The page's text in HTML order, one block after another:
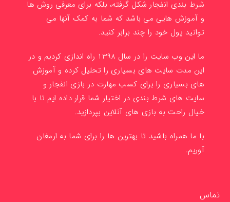
شرط بندی انفجار شکل گرفته، بلکه برای معرفی روش ها
و آموزش هایی می باشد که شما به کمک آنها می
توانید پول خود را چند برابر کنید.
ما این وب سایت را در سال 1398 راه اندازی کردیم و در
این مدت سایت های بسیاری را تحلیل کرده و آموزش
های بسیاری را برای کسب مهارت در بازی انفجار و
سایت های شرط بندی در اختیار شما قرار داده ایم تا با
خیال راحت به بازی های آنلاین بپردازید.
با ما همراه باشید تا بهترین ها را برای شما به ارمغان
آوریم.
تماس